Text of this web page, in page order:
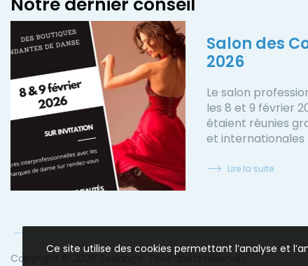
Salon des
2026
Le salon
les 8 et 9 février
étaient réunies
et internationales
Lire la suite
Copyright © 2026 Sodança. Tous droits réservés.
Ce site utilise des cookies permettant l’analyse et